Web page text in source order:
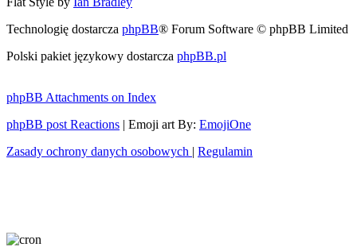
Technologię dostarcza phpBB® Forum Software © phpBB Limited
Polski pakiet językowy dostarcza phpBB.pl
phpBB Attachments on Index
phpBB post Reactions | Emoji art By: EmojiOne
Zasady ochrony danych osobowych | Regulamin